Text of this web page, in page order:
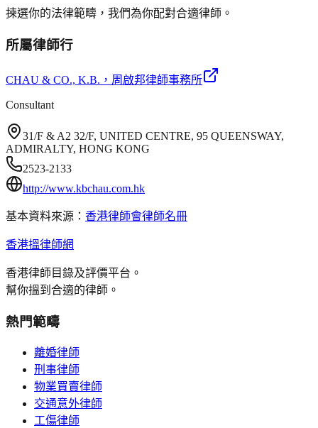
揀選你的法律範疇，我們為你配對合適律師。
所屬律師行
CHAU & CO., K.B. ，周啟邦律師事務所
Consultant
31/F & A2 32/F, UNITED CENTRE, 95 QUEENSWAY,
ADMIRALTY, HONG KONG
2523-2133
http://www.kbchau.com.hk
基本資料來源： 香港律師會律師名冊
香港搵律師網
香港律師目錄及評價平台。
幫你搵到合適的律師。
熱門範疇
離婚律師
刑事律師
物業買賣律師
交通意外律師
工傷律師